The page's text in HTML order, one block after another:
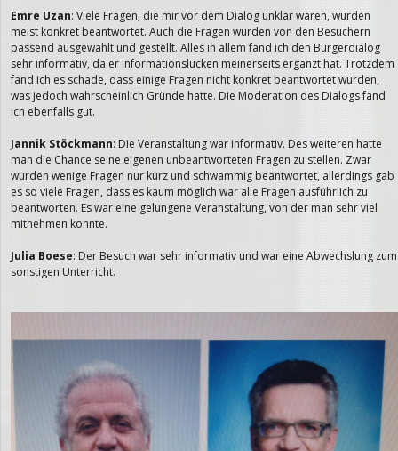
Emre Uzan: Viele Fragen, die mir vor dem Dialog unklar waren, wurden
meist konkret beantwortet. Auch die Fragen wurden von den Besuchern
passend ausgewählt und gestellt. Alles in allem fand ich den Bürgerdialog
sehr informativ, da er Informationslücken meinerseits ergänzt hat. Trotzdem
fand ich es schade, dass einige Fragen nicht konkret beantwortet wurden,
was jedoch wahrscheinlich Gründe hatte. Die Moderation des Dialogs fand
ich ebenfalls gut.
Jannik Stöckmann: Die Veranstaltung war informativ. Des weiteren hatte
man die Chance seine eigenen unbeantworteten Fragen zu stellen. Zwar
wurden wenige Fragen nur kurz und schwammig beantwortet, allerdings gab
es so viele Fragen, dass es kaum möglich war alle Fragen ausführlich zu
beantworten. Es war eine gelungene Veranstaltung, von der man sehr viel
mitnehmen konnte.
Julia Boese: Der Besuch war sehr informativ und war eine Abwechslung zum
sonstigen Unterricht.